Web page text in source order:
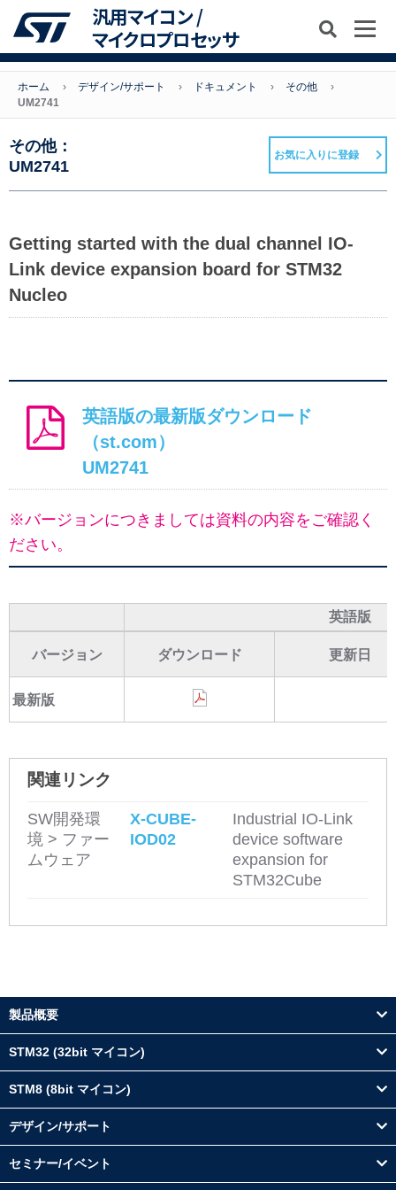
汎用マイコン /
マイクロプロセッサ
ホーム デザイン/サポート ドキュメント
その他
UM2741
その他：
UM2741
お気に入りに登録
Getting started with the dual channel IO-
Link device expansion board for STM32
Nucleo
英語版の最新版ダウンロード
（st.com）
UM2741
※バージョンにつきましては資料の内容をご確認く
ださい。
英語版
バージョン ダウンロード 更新日
最新版
関連リンク
SW開発環
境 > ファー
ムウェア
X-CUBE-
IOD02
Industrial IO-Link
device software
expansion for
STM32Cube
製品概要
STM32 (32bit マイコン)
STM8 (8bit マイコン)
デザイン/サポート
セミナー/イベント